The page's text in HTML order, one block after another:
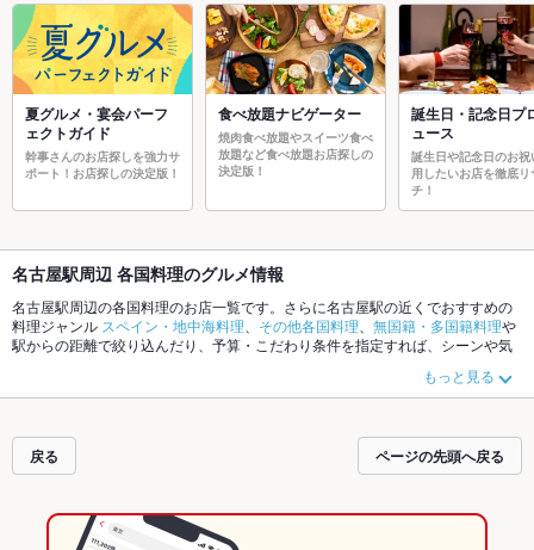
夏グルメ・宴会パーフ
ェクトガイド
幹事さんのお店探しを強力サ
ポート！お店探しの決定版！
食べ放題ナビゲーター
焼肉食べ放題やスイーツ食べ
放題など食べ放題お店探しの
決定版！
誕生日・記念日プ
ュース
誕生日や記念日のお祝
用したいお店を徹底リ
チ！
名古屋駅周辺 各国料理のグルメ情報
名古屋駅周辺の各国料理のお店一覧です。さらに名古屋駅の近くでおすすめの
料理ジャンル スペイン・地中海料理 その他各国料理 無国籍・多国籍料理や
駅からの距離で絞り込んだり、予算・こだわり条件を指定すれば、シーンや気
ポンはもちろん、こだわりメニューや季節のおすすめ料理など、お店の最新情
報をご紹介しているので安心！24時間使える簡単便利なネット予約が使えるお
ィーにもお得に便利にホットペッパーグルメをご利用ください。
もっと見る
戻る ページの先頭へ戻る